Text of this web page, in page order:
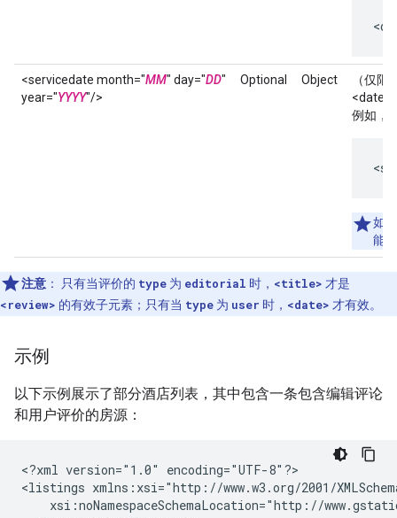
<servicedate month="MM" day="DD"
year="YYYY"/>
Optional Object
（仅
<date>
例如，
如
能
注意 ： 只有当评价的 type 为 editorial 时， <title> 才是
<review> 的有效子元素；只有当 type 为 user 时， <date> 才有效。
示例
以下示例展示了部分酒店列表，其中包含一条包含编辑评论
和用户评价的房源：
<?xml version="1.0"
encoding="UTF-8"?>
<listings